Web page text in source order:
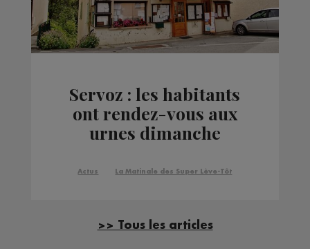
Servoz : les habitants
ont rendez-vous aux
urnes dimanche
Actus La Matinale des Super Lève-Tôt
>> Tous les articles